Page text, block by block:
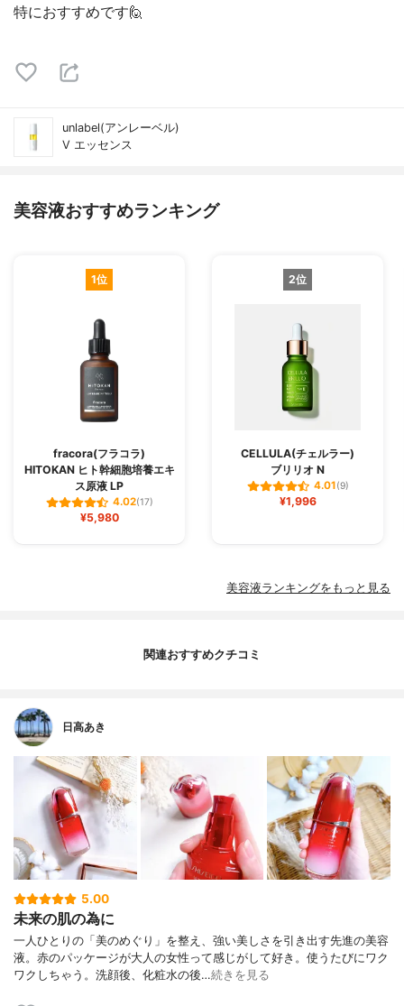
特におすすめです🙋
unlabel(アンレーベル)
V エッセンス
美容液おすすめランキング
1位
fracora(フラコラ)
HITOKAN ヒト幹細胞培養エキ
ス原液 LP
4.02(17)
¥5,980
2位
CELLULA(チェルラー)
ブリリオ N
4.01(9)
¥1,996
美容液ランキングをもっと見る
関連おすすめクチコミ
日高あき
5.00
未来の肌の為に
一人ひとりの「美のめぐり」を整え、強い美しさを引き出す先進の美容
液。赤のパッケージが大人の女性って感じがして好き。使うたびにワク
ワクしちゃう。洗顔後、化粧水の後…続きを見る